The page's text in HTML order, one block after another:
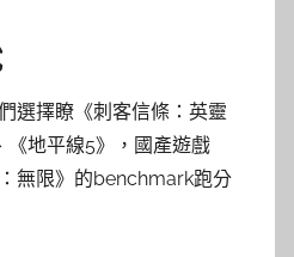
選擇瞭《刺客信條：英靈
地平線5》，國產遊戲
無限》的benchmark跑分